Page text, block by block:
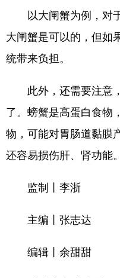
以大闸蟹为例，对于
大闸蟹是可以的，但如
统带来负担。
此外，还需要注意，
了。螃蟹是高蛋白食物
物，可能对胃肠道黏膜
还容易损伤肝、肾功能。
监制丨李浙
主编丨张志达
编辑丨余甜甜